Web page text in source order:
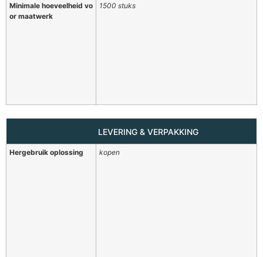
Minimale hoeveelheid vo
or maatwerk
1500 stuks
LEVERING & VERPAKKING
Hergebruik oplossing kopen